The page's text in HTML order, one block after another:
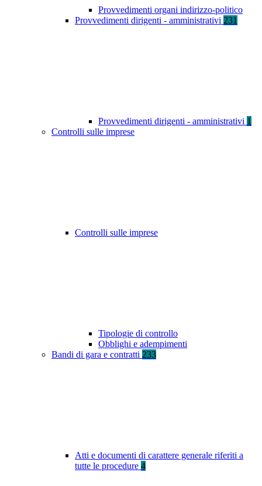
Provvedimenti organi indirizzo-politico
Provvedimenti dirigenti - amministrativi 231
Provvedimenti dirigenti - amministrativi 1
Controlli sulle imprese
Controlli sulle imprese
Tipologie di controllo
Obblighi e adempimenti
Bandi di gara e contratti 233
Atti e documenti di carattere generale riferiti a
tutte le procedure 4